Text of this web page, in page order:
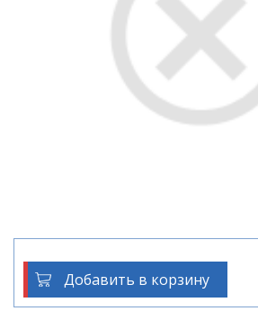
Добавить в корзину